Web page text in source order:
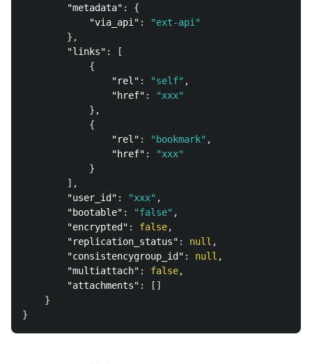
"metadata" :
{
"via_api" :
"ext-api"
},
"links" :
[
{
"rel" : "self" ,
"href" :
"xxx"
},
{
"rel" : "bookmark" ,
"href" :
"xxx"
}
],
"user_id" : "xxx" ,
"bootable" : "false" ,
"encrypted" : false,
"replication_status" : null ,
"consistencygroup_id" : null ,
"multiattach" : false,
"attachments" :
[]
}
}